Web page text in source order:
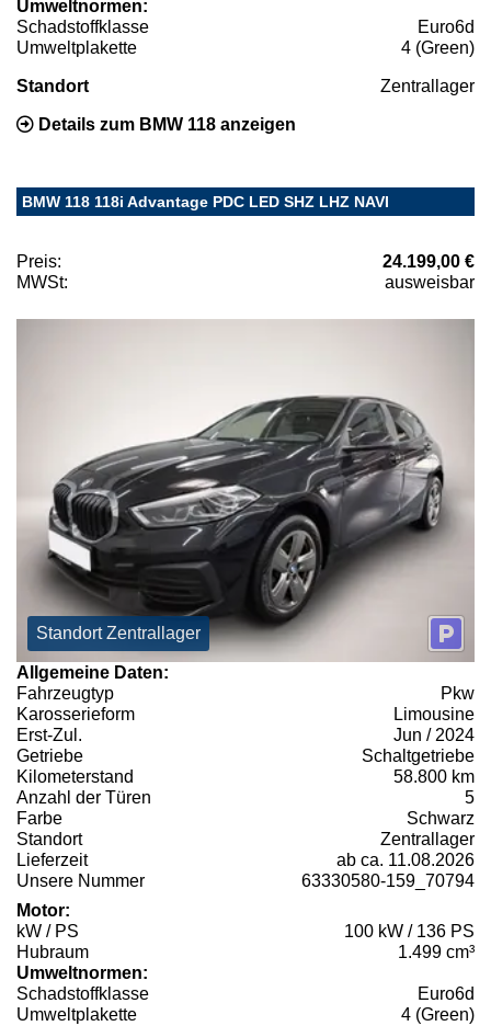
Umweltnormen:
Schadstoffklasse
Euro6d
Umweltplakette
4 (Green)
Standort Zentrallager
Details zum BMW 118 anzeigen
BMW 118 118i Advantage PDC LED SHZ LHZ NAVI
Preis:
24.199,00 €
MWSt:
ausweisbar
Standort Zentrallager
Allgemeine Daten:
Fahrzeugtyp
Pkw
Karosserieform
Limousine
Erst-Zul.
Jun / 2024
Getriebe
Schaltgetriebe
Kilometerstand
58.800 km
Anzahl der Türen
5
Farbe
Schwarz
Standort
Zentrallager
Lieferzeit
ab ca. 11.08.2026
Unsere Nummer
63330580-159_70794
Motor:
kW / PS
100 kW / 136 PS
Hubraum
1.499 cm³
Umweltnormen:
Schadstoffklasse
Euro6d
Umweltplakette
4 (Green)